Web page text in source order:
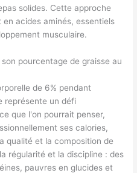
solides. Cette approche
acides aminés, essentiels
musculaire.
pourcentage de graisse au
de 6% pendant
représente un défi
que l'on pourrait penser,
ses calories,
qualité et la composition de
régularité et la discipline : des
pauvres en glucides et